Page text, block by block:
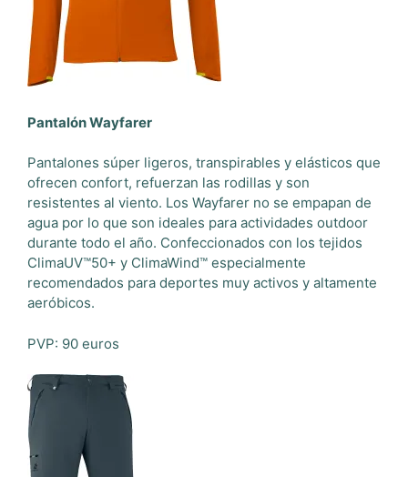
Pantalón Wayfarer
Pantalones súper ligeros, transpirables y elásticos que
ofrecen confort, refuerzan las rodillas y son
resistentes al viento. Los Wayfarer no se empapan de
agua por lo que son ideales para actividades outdoor
durante todo el año. Confeccionados con los tejidos
ClimaUV™50+ y ClimaWind™ especialmente
recomendados para deportes muy activos y altamente
aeróbicos.
PVP: 90 euros